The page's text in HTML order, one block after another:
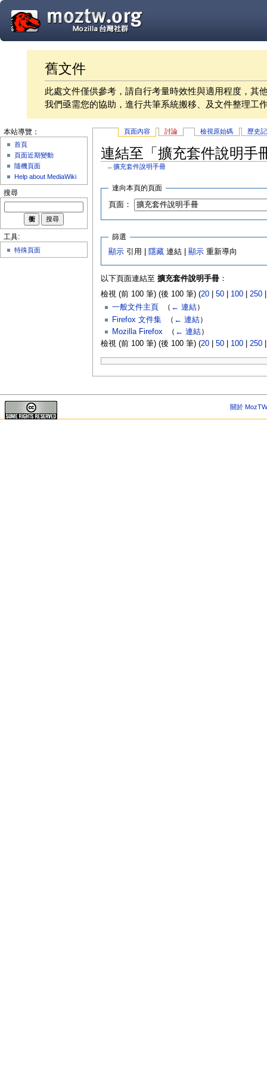
舊文件
此處文件僅供參考，請自行考量時效性與適用程度，其
我們亟需您的協助，進行共筆系統搬移、及文件整理工
頁面內容 討論 檢視原始碼 歷史
連結至「擴充套件說明手
←擴充套件說明手冊
連向本頁的頁面
頁面：
篩選
顯示 引用 | 隱藏 連結 |顯示 重新導向
以下頁面連結至 擴充套件說明手冊：
檢視 (前 100 筆) (後 100 筆) (20| 50| 100| 250
一般文件主頁
（ ← 連結）
Firefox 文件集‎ （ ← 連結）
Mozilla Firefox‎ （ ← 連結）
檢視 (前 100 筆) (後 100 筆) (20| 50| 100| 250
本站導覽：
首頁
頁面近期變動
隨機頁面
Help about MediaWiki
搜尋
工具:
特殊頁面
關於